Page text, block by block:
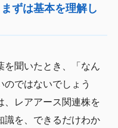
ずは基本を理解し
を聞いたとき、「なん
ではないでしょう
、レアアース関連株を
識を、できるだけわか